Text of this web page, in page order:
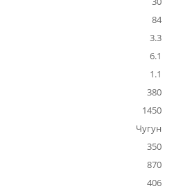
84
3.3
6.1
1.1
380
1450
Чугун
350
870
406